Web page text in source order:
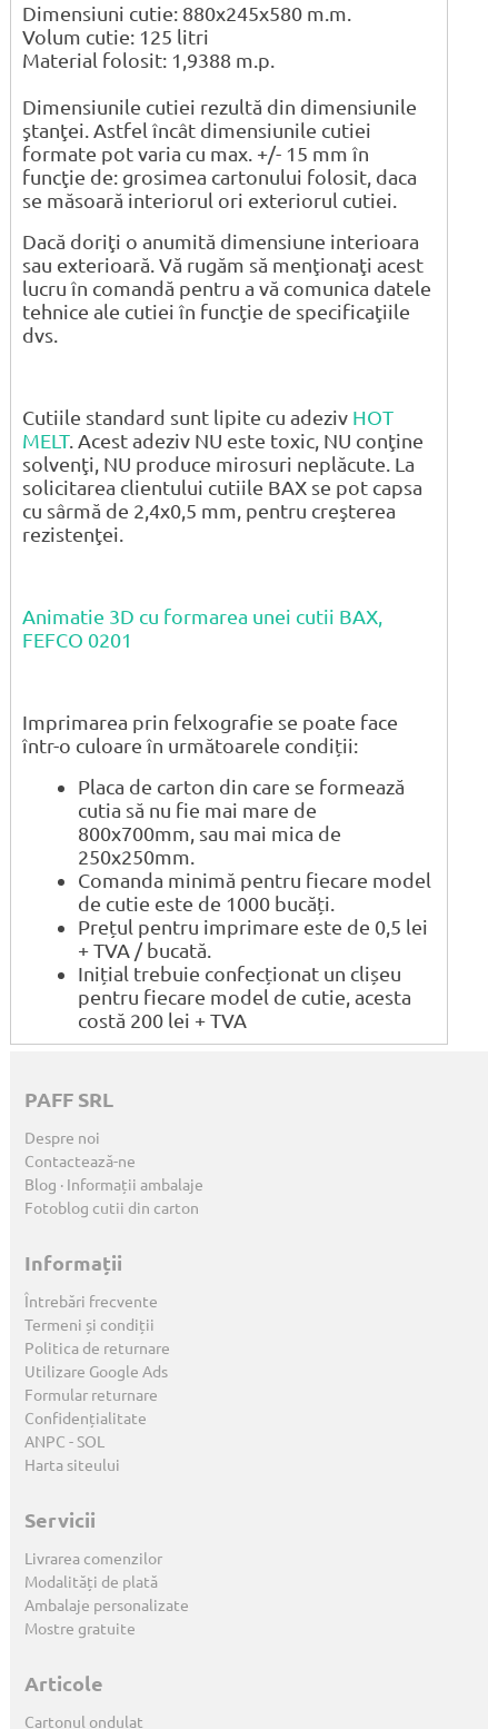
Dimensiuni cutie: 880x245x580 m.m.
Volum cutie: 125 litri
Material folosit: 1,9388 m.p.
Dimensiunile cutiei rezultă din dimensiunile
ştanţei. Astfel încât dimensiunile cutiei
formate pot varia cu max. +/- 15 mm în
funcţie de: grosimea cartonului folosit, daca
se măsoară interiorul ori exteriorul cutiei.
Dacă doriţi o anumită dimensiune interioara
sau exterioară. Vă rugăm să menţionaţi acest
lucru în comandă pentru a vă comunica datele
tehnice ale cutiei în funcţie de specificaţiile
dvs.
Cutiile standard sunt lipite cu adeziv HOT
MELT. Acest adeziv NU este toxic, NU conţine
solvenţi, NU produce mirosuri neplăcute. La
solicitarea clientului cutiile BAX se pot capsa
cu sârmă de 2,4x0,5 mm, pentru creşterea
rezistenţei.
Animatie 3D cu formarea unei cutii BAX,
FEFCO 0201
Imprimarea prin felxografie se poate face
într-o culoare în următoarele condiții:
Placa de carton din care se formează
cutia să nu fie mai mare de
800x700mm, sau mai mica de
250x250mm.
Comanda minimă pentru fiecare model
de cutie este de 1000 bucăți.
Prețul pentru imprimare este de 0,5 lei
+ TVA / bucată.
Inițial trebuie confecționat un clișeu
pentru fiecare model de cutie, acesta
costă 200 lei + TVA
PAFF SRL
Despre noi
Contactează-ne
Blog · Informații ambalaje
Fotoblog cutii din carton
Informații
Întrebări frecvente
Termeni și condiții
Politica de returnare
Utilizare Google Ads
Formular returnare
Confidențialitate
ANPC -SOL
Harta siteului
Servicii
Livrarea comenzilor
Modalități de plată
Ambalaje personalizate
Mostre gratuite
Articole
Cartonul ondulat